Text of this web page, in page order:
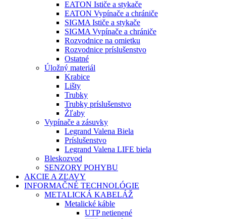
EATON Ističe a stykače
EATON Vypínače a chrániče
SIGMA Ističe a stykače
SIGMA Vypínače a chrániče
Rozvodnice na omietku
Rozvodnice príslušenstvo
Ostatné
Úložný materiál
Krabice
Lišty
Trubky
Trubky príslušenstvo
Žľaby
Vypínače a zásuvky
Legrand Valena Biela
Príslušenstvo
Legrand Valena LIFE biela
Bleskozvod
SENZORY POHYBU
AKCIE A ZĽAVY
INFORMAČNÉ TECHNOLÓGIE
METALICKÁ KABELÁŽ
Metalické káble
UTP netienené